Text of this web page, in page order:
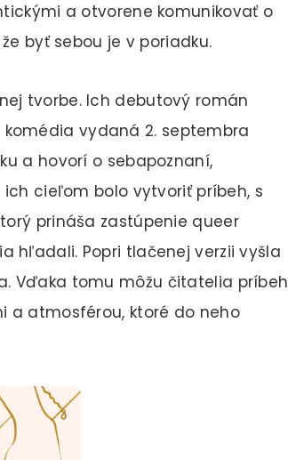
a otvorene komunikovať o
byť sebou je v poriadku.
tvorbe. Ich debutový román
vydaná 2. septembra
a hovorí o sebapoznaní,
cieľom bolo vytvoriť príbeh, s
prináša zastúpenie queer
hľadali. Popri tlačenej verzii vyšla
Vďaka tomu môžu čitatelia príbeh
a atmosférou, ktoré do neho